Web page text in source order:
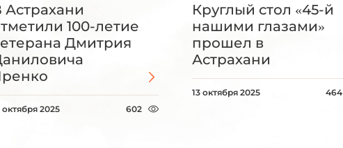
Астрахани
100-летие
Дмитрия
октября 2025 602
Круглый стол «45-й
нашими глазами»
прошел в
Астрахани
13 октября 2025 464